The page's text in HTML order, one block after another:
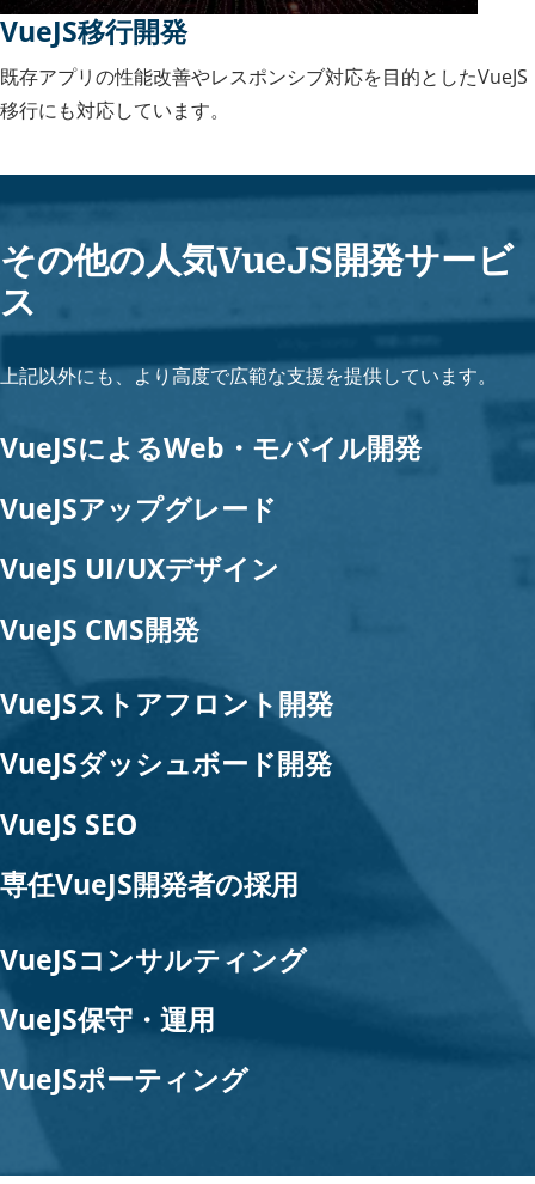
VueJS移行開発
既存アプリの性能改善やレスポンシブ対応を目的としたVueJS
移行にも対応しています。
その他の人気VueJS開発サービ
ス
上記以外にも、より高度で広範な支援を提供しています。
VueJSによるWeb・モバイル開発
VueJSアップグレード
VueJS UI/UXデザイン
VueJS CMS開発
VueJSストアフロント開発
VueJSダッシュボード開発
VueJS SEO
専任VueJS開発者の採用
VueJSコンサルティング
VueJS保守・運用
VueJSポーティング